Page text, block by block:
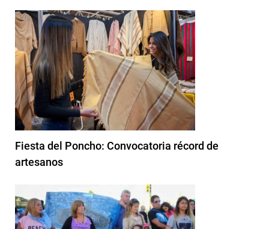
Fiesta del Poncho: Convocatoria récord de
artesanos